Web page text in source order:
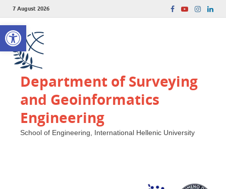
Open toolbar
7 August 2026
Department of Surveying
and Geoinformatics
Engineering
School of Engineering, International Hellenic University